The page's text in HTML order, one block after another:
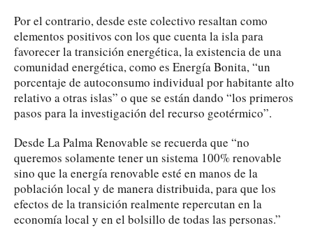
Por el contrario, desde este colectivo resaltan como
elementos positivos con los que cuenta la isla para
favorecer la transición energética, la existencia de una
comunidad energética, como es Energía Bonita, “un
porcentaje de autoconsumo individual por habitante alto
relativo a otras islas” o que se están dando “los primeros
pasos para la investigación del recurso geotérmico”.
Desde La Palma Renovable se recuerda que “no
queremos solamente tener un sistema 100% renovable
sino que la energía renovable esté en manos de la
población local y de manera distribuida, para que los
efectos de la transición realmente repercutan en la
economía local y en el bolsillo de todas las personas.”